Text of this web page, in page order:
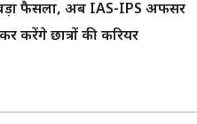
फैसला, अब IAS-IPS अफसर
करेंगे छात्रों की करियर